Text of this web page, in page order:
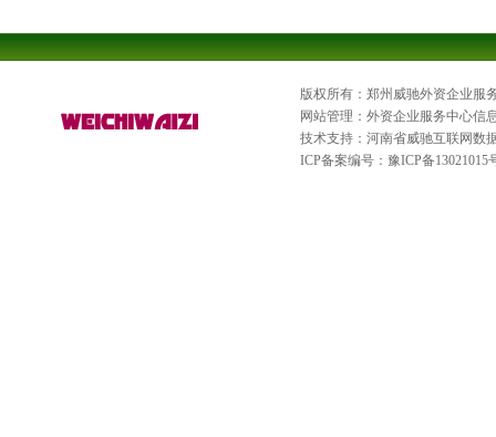
版权所有：郑州威驰外资企业服
网站管理：外资企业服务中心信
技术支持：河南省威驰互联网数
ICP备案编号： 豫ICP备13021015